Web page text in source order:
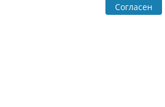
Согласен